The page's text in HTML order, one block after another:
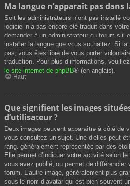
Ma langue n’apparaît pas dans
Soit les administrateurs n’ont pas installé
logiciel n’a pas encore été traduit dans
demander à un administrateur du forum s’il
installer la langue que vous souhaitez. Si la
pas, vous êtes libre de vous porter
traduction. Pour plus d’informations,
le site internet de phpBB® (en anglais).
Haut
Que signifient les images
d’utilisateur ?
Deux images peuvent apparaître à côté de
vous consultez un sujet. Une d’elles peut
rang, généralement représentée par des
Elle permet d’indiquer votre activité selon
vous avez publié, ou permet de différencier
forum. L’autre image, généralement plus
sous le nom d’avatar qui est bien souvent